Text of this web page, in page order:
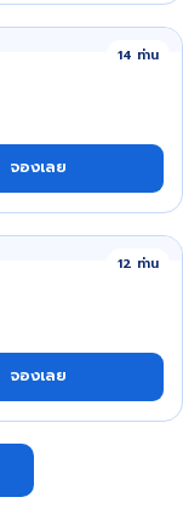
14 ท่าน
จองเลย
12 ท่าน
จองเลย